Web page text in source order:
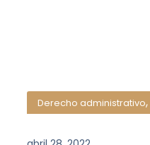
Derecho administrativo,